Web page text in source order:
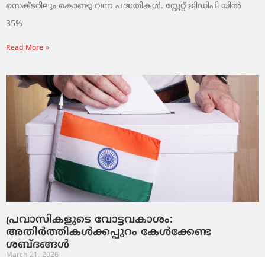
സെക്ടറിലും കൊണ്ടു വന്ന പദ്ധതികൾ. സ്റ്റേറ്റ് ജിഡിപി യിൽ
35%
Read More »
പ്രവാസികളുടെ വോട്ടവകാശം:
അതിർത്തികൾക്കപ്പുറം കേൾക്കേണ്ട
ശബ്ദങ്ങൾ